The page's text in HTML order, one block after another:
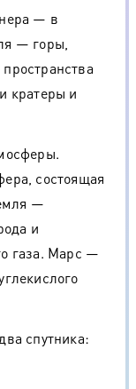
— в
— горы,
кратеры и
состоящая
—
и
газа. Марс —
спутника: